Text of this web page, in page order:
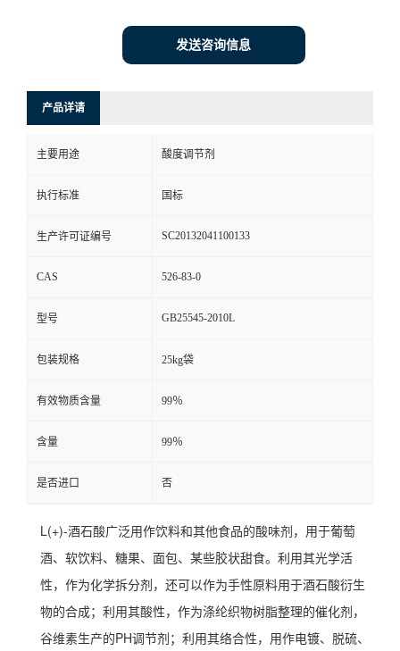
发送咨询信息
产品详请
主要用途 酸度调节剂
执行标准 国标
生产许可证编号 SC20132041100133
CAS 526-83-0
型号 GB25545-2010L
包装规格 25kg袋
有效物质含量 99％
含量 99％
是否进口 否
L(+)-酒石酸广泛用作饮料和其他食品的酸味剂，用于葡萄
酒、软饮料、糖果、面包、某些胶状甜食。利用其光学活
性，作为化学拆分剂，还可以作为手性原料用于酒石酸衍生
物的合成；利用其酸性，作为涤纶织物树脂整理的催化剂，
谷维素生产的PH调节剂；利用其络合性，用作电镀、脱硫、